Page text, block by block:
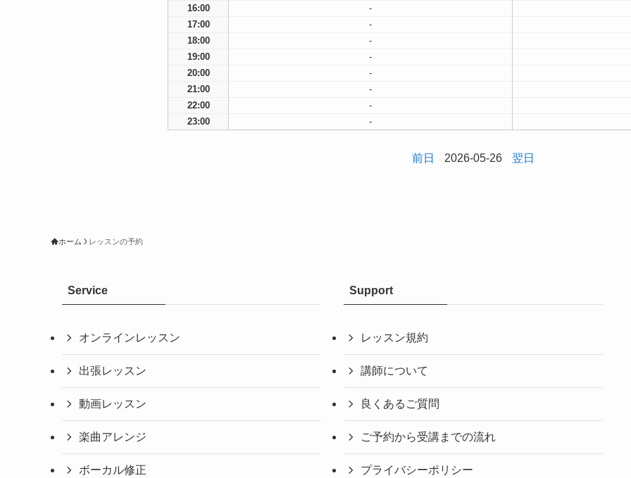
16:00
-
17:00
-
18:00
-
19:00
-
20:00
-
21:00
-
22:00
-
23:00
-
前日 2026-05-26 翌日
ホーム レッスンの予約
Service
オンラインレッスン
出張レッスン
動画レッスン
楽曲アレンジ
ボーカル修正
Support
レッスン規約
講師について
良くあるご質問
ご予約から受講までの流れ
プライバシーポリシー